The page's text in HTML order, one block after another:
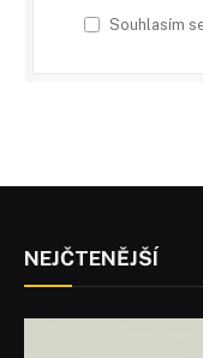
Souhlasím
NEJČTENĚJŠÍ